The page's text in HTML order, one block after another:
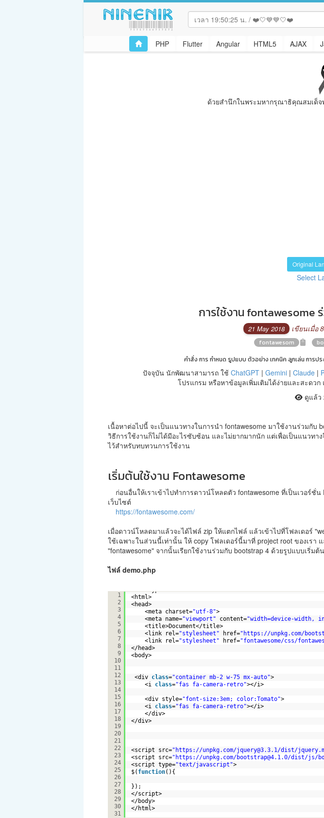
PHP Flutter Angular HTML5 AJAX
ด้วยสํานึกในพระมหากรุณาธิคุณสมเด็
Original
Select
การใช้งาน fontawesome
21 May 2018 เขียนเมื่อ
fontawesom
คำสั่ง การ กำหนด รูปแบบ ตัวอย่าง เทคนิค ลูกเล่น การ
ปัจจุบัน นักพัฒนาสามารถ ใช้ ChatGPT| Gemini| Claude|
โปรแกรม หรือหาข้อมูลเพิ่มเติมได้ง่ายและสะดว
ดูแล้ว
เนื้อหาต่อไปนี้ จะเป็นแนวทางในการนำ fontawesome มาใช้งานร่วมกับ
วิธีการใช้งานก็ไม่ได้มีอะไรซับซ้อน และไม่ยากมากนัก แต่เพื่อเป็นแนวทา
ไว้สำหรับทบทวนการใช้งาน
เริ่มต้นใช้งาน Fontawesome
ก่อนอื่นให้เราเข้าไปทำการดาวน์โหลดตัว fontawesome ที่เป็นเวอร์ชั่
เว็บไซต์
https://fontawesome.com/
เมื่อดาวน์โหลดมาแล้วจะได้ไฟล์ zip ให้แตกไฟล์ แล้วเข้าไปที่โฟลเดอร์
ใช้เฉพาะในส่วนนี้เท่านั้น ให้ copy โฟลเดอร์นี้มาที่ project root ของเรา
"fontawesome" จากนั้นเรียกใช้งานร่วมกับ bootstrap 4 ด้วยรูปแบบเริ่มต้
ไฟล์ demo.php
1
2
3
4
5
6
7
8
9
10
11
12
13
14
15
16
17
18
19
20
21
22
23
24
25
26
27
28
29
30
31
<!doctype html>
<html>
<head>
<meta charset="utf-8">
<meta name="viewport" content="width=device-width,
<title>Document</title>
<link rel="stylesheet" href=" https://unpkg.com/
<link rel="stylesheet" href="fontawesome/css/
</head>
<body>
<div class="container mb-2 w-75 mx-auto">
<i class="fas fa-camera-retro"></i>
<div style="font-size:3em; color:Tomato">
<i class="fas fa-camera-retro"></i>
</div>
</div>
<script src=" https://unpkg.com/jquery@3.3.1/dist/
<script src=" https://unpkg.com/bootstrap@4.1.0/dist/js/
<script type="text/javascript">
$( function(){
});
</script>
</body>
</html>